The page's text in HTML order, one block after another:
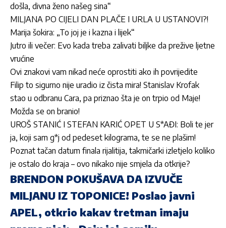
došla, divna ženo našeg sina“
MILJANA PO CIJELI DAN PLAČE I URLA U USTANOVI?!
Marija šokira: „To joj je i kazna i lijek“
Jutro ili večer: Evo kada treba zalivati biljke da prežive ljetne
vrućine
Ovi znakovi vam nikad neće oprostiti ako ih povrijedite
Filip to sigurno nije uradio iz čista mira! Stanislav Krofak
stao u odbranu Cara, pa priznao šta je on trpio od Maje!
Možda se on branio!
UROŠ STANIĆ I STEFAN KARIĆ OPET U S*AĐI: Boli te jer
ja, koji sam g*j od pedeset kilograma, te se ne plašim!
Poznat tačan datum finala rijalitija, takmičarki izletjelo koliko
je ostalo do kraja – ovo nikako nije smjela da otkrije?
BRENDON POKUŠAVA DA IZVUČE
MILJANU IZ TOPONICE! Poslao javni
APEL, otkrio kakav tretman imaju